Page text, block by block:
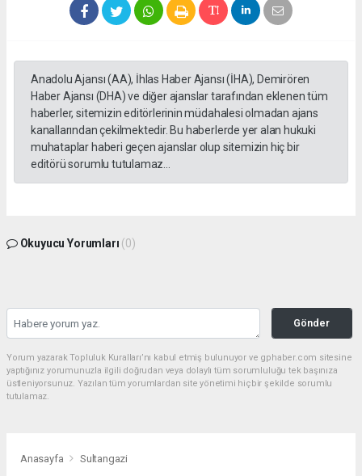
Anadolu Ajansı (AA), İhlas Haber Ajansı (İHA), Demirören
Haber Ajansı (DHA) ve diğer ajanslar tarafından eklenen tüm
haberler, sitemizin editörlerinin müdahalesi olmadan ajans
kanallarından çekilmektedir. Bu haberlerde yer alan hukuki
muhataplar haberi geçen ajanslar olup sitemizin hiç bir
editörü sorumlu tutulamaz...
Okuyucu Yorumları (0)
Gönder
Yorum yazarak Topluluk Kuralları’nı kabul etmiş bulunuyor ve gphaber.com sitesine
yaptığınız yorumunuzla ilgili doğrudan veya dolaylı tüm sorumluluğu tek başınıza
üstleniyorsunuz. Yazılan tüm yorumlardan site yönetimi hiçbir şekilde sorumlu
tutulamaz.
Anasayfa Sultangazi